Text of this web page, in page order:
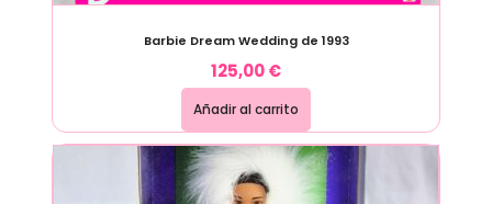
Barbie Dream Wedding de 1993
125,00€
Añadir al carrito